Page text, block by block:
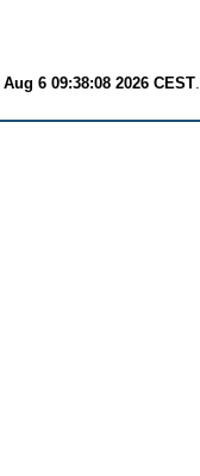
6 09:38:08 2026 CEST.